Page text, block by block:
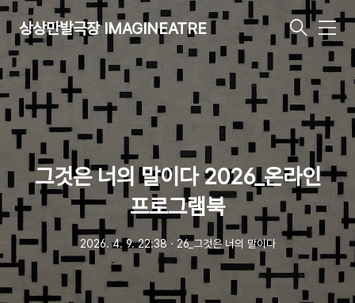
상상만발극장 IMAGINEATRE
메
뉴
그것은 너의 말이다 2026_온라인
프로그램북
2026. 4. 9. 22:38ㆍ 26_그것은 너의 말이다